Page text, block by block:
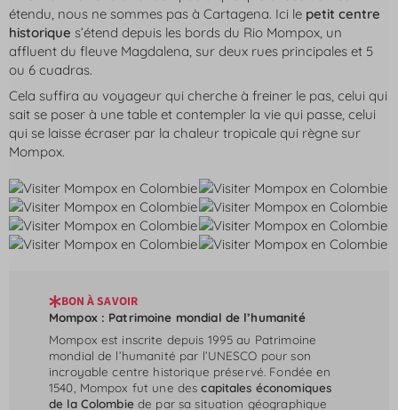
étendu, nous ne sommes pas à Cartagena. Ici le petit centre
historique s’étend depuis les bords du Rio Mompox, un
affluent du fleuve Magdalena, sur deux rues principales et 5
ou 6 cuadras.
Cela suffira au voyageur qui cherche à freiner le pas, celui qui
sait se poser à une table et contempler la vie qui passe, celui
qui se laisse écraser par la chaleur tropicale qui règne sur
Mompox.
BON À SAVOIR
Mompox : Patrimoine mondial de l’humanité
Mompox est inscrite depuis 1995 au Patrimoine
mondial de l’humanité par l’UNESCO pour son
incroyable centre historique préservé. Fondée en
1540, Mompox fut une descapitales économiques
de la Colombiede par sa situation géographique